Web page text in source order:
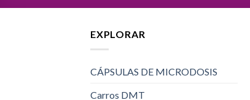
EXPLORAR
CÁPSULAS DE MICRODOSIS
Carros DMT